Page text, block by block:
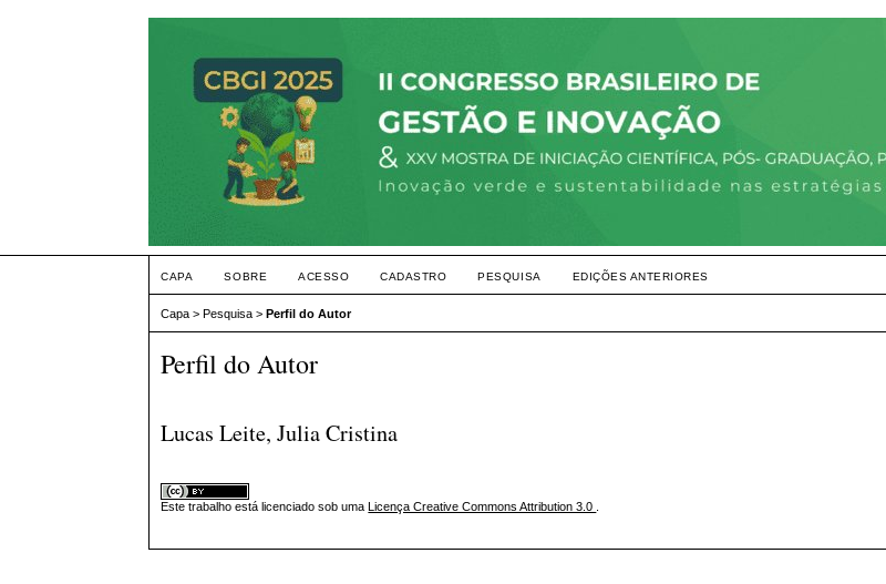
CAPA SOBRE ACESSO CADASTRO PESQUISA EDIÇÕES ANTERIORES
Capa >Pesquisa >Perfil do Autor
Perfil do Autor
Lucas Leite, Julia Cristina
Este trabalho está licenciado sob uma Licença Creative Commons Attribution 3.0